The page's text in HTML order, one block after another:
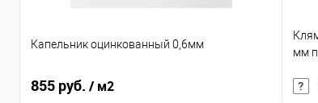
Капельник оцинкованный 0,6мм
855 руб. / м2
мм